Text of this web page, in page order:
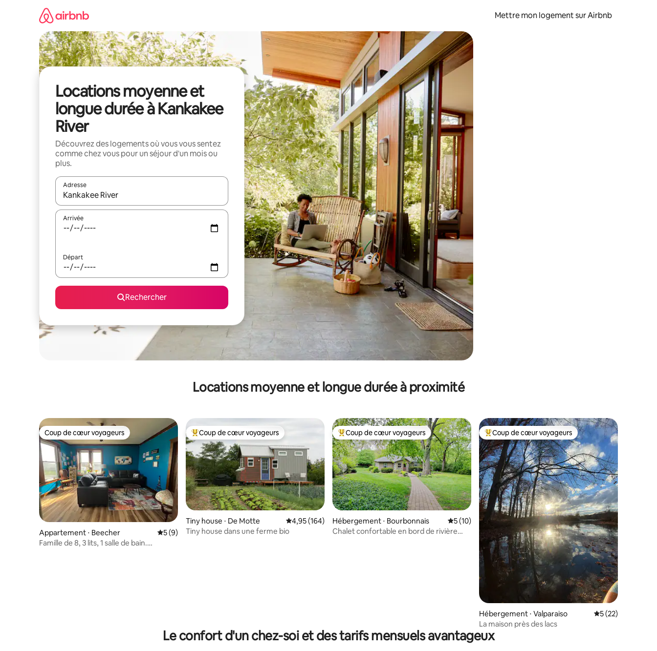
Mettre mon logement sur Airbnb
Locations moyenne et
longue durée à Kankakee
River
Découvrez des logements où vous vous sentez
comme chez vous pour un séjour d'un mois ou
plus.
Adresse
Lorsque les résultats s'affichent, utilisez les flèches vers le haut et vers le bas pour les parcourir ou en appuyant et en faisant glisser.
Arrivée
Départ
Rechercher
Locations moyenne et longue durée à proximité
Coup de cœur voyageurs
Coup de cœur voyageurs
Appartement ⋅ Beecher Évaluation moyenne sur la base de 9 commentaires : 5 sur 5
5 (9)
Famille de 8, 3 lits, 1 salle de bain.
Coups de cœur voyageurs les plus appréciés
Coup de cœur voyageurs
Tiny house ⋅ De Motte Évaluation moyenne sur la base de 164 commentaires : 4,95 sur 5
4,95 (164)
Tiny house dans une ferme bio
Coups de cœur voyageurs les plus appréciés
Coup de cœur voyageurs
Hébergement ⋅ Bourbonnais Évaluation moyenne sur la base de 10 commentaires : 5 sur 5
5 (10)
Chalet confortable en bord de rivière
Coups de cœur voyageurs les plus appréciés
Coup de cœur voyageurs
Hébergement ⋅ Valparaiso Évaluation
5 (22)
La maison près des lacs
Le confort d'un chez-soi et des tarifs mensuels avantageux